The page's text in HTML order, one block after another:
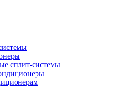
сплит-системы